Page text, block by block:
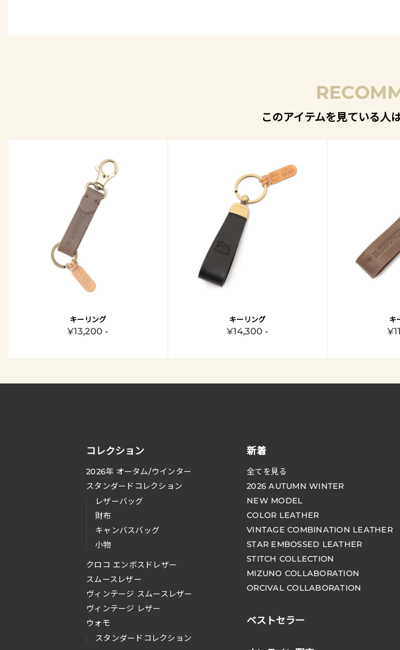
このアイテムを見ている人
キーリング
¥13,200 -
キーリング
¥14,300 -
キ
コレクション
2026年 オータム/ウインター
スタンダードコレクション
レザーバッグ
財布
キャンバスバッグ
小物
クロコ エンボスドレザー
スムースレザー
ヴィンテージ スムースレザー
ヴィンテージ レザー
ウォモ
スタンダードコレクション
新着
全てを見る
2026 AUTUMN WINTER
NEW MODEL
COLOR LEATHER
VINTAGE COMBINATION LEATHER
STAR EMBOSSED LEATHER
STITCH COLLECTION
MIZUNO COLLABORATION
ORCIVAL COLLABORATION
ベストセラー